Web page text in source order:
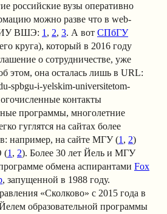
российские вузы оперативно
можно разве что в web-
ВШЭ: 1, 2, 3. А вот СПбГУ
круга), который в 2016 году
о сотрудничестве, уже
этом, она осталась лишь в URL:
spbgu-i-yelskim-universitetom-
контакты
программы, многолетние
гуглятся на сайтах более
например, на сайте МГУ (1, 2)
(1, 2). Более 30 лет Йель и МГУ
обмена аспирантами Fox
, запущенной в 1988 году.
«Сколково» с 2015 года в
образовательной программы